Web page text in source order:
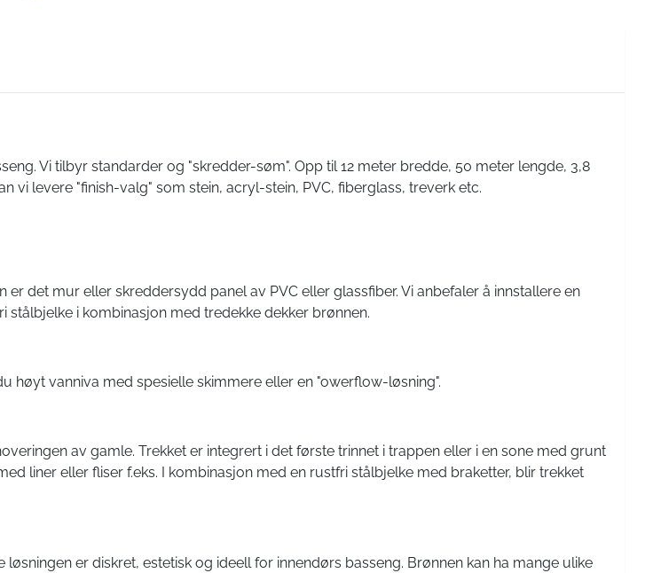
Vi tilbyr standarder og "skredder-søm". Opp til 12 meter bredde, 50 meter lengde, 3,8
vi levere "finish-valg" som stein, acryl-stein, PVC, fiberglass, treverk etc.
det mur eller skreddersydd panel av PVC eller glassfiber. Vi anbefaler å innstallere en
i kombinasjon med tredekke dekker brønnen.
høyt vanniva med spesielle skimmere eller en "owerflow-løsning".
av gamle. Trekket er integrert i det første trinnet i trappen eller i en sone med grunt
liner eller fliser f.eks. I kombinasjon med en rustfri stålbjelke med braketter, blir trekket
er diskret, estetisk og ideell for innendørs basseng. Brønnen kan ha mange ulike